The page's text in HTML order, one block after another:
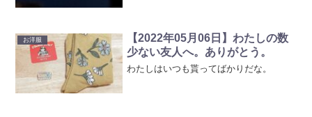
お洋服
【2022年05月06日】わたしの数
少ない友人へ。ありがとう。
わたしはいつも貰ってばかりだな。